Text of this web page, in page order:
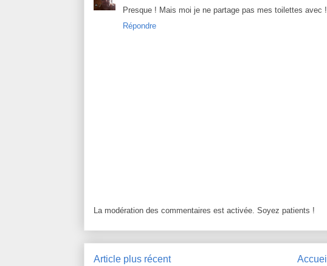
Presque ! Mais moi je ne partage pas mes toilettes avec !
Répondre
La modération des commentaires est activée. Soyez patients !
Article plus récent Accueil